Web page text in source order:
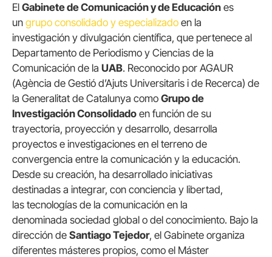
El Gabinete de Comunicación y de Educación es
un grupo consolidado y especializado en la
investigación y divulgación científica, que pertenece al
Departamento de Periodismo y Ciencias de la
Comunicación de la UAB. Reconocido por AGAUR
(Agència de Gestió d’Ajuts Universitaris i de Recerca) de
la Generalitat de Catalunya como Grupo de
Investigación Consolidado en función de su
trayectoria, proyección y desarrollo, desarrolla
proyectos e investigaciones en el terreno de
convergencia entre la comunicación y la educación.
Desde su creación, ha desarrollado iniciativas
destinadas a integrar, con conciencia y libertad,
las tecnologías de la comunicación en la
denominada sociedad global o del conocimiento. Bajo la
dirección de Santiago Tejedor, el Gabinete organiza
diferentes másteres propios, como el Máster